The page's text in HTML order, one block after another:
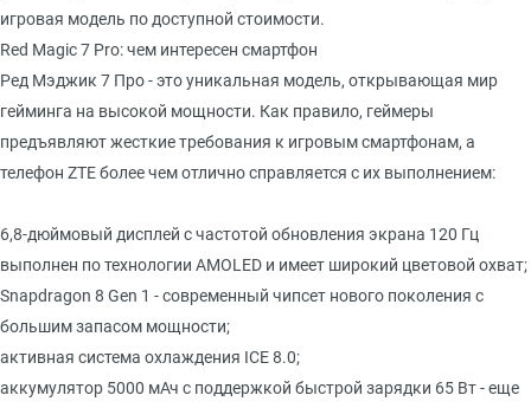
игровая модель по доступной стоимости.
Red Magic 7 Pro: чем интересен смартфон
Ред Мэджик 7 Про - это уникальная модель, открывающая мир
гейминга на высокой мощности. Как правило, геймеры
предъявляют жесткие требования к игровым смартфонам, а
телефон ZTE более чем отлично справляется с их выполнением:
6,8-дюймовый дисплей с частотой обновления экрана 120 Гц
выполнен по технологии AMOLED и имеет широкий цветовой охват;
Snapdragon 8 Gen 1 - современный чипсет нового поколения с
большим запасом мощности;
активная система охлаждения ICE 8.0;
аккумулятор 5000 мАч с поддержкой быстрой зарядки 65 Вт - еще